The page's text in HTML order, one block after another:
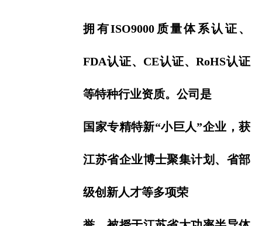
拥有ISO9000质量体系认证、
FDA认证、CE认证、RoHS认证
等特种行业资质。公司是
国家专精特新“小巨人”企业，获
江苏省企业博士聚集计划、省部
级创新人才等多项荣